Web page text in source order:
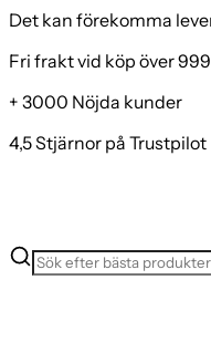
Det kan förekomma
Fri frakt vid köp över
+ 3000 Nöjda kunder
4,5 Stjärnor på Trustpilot